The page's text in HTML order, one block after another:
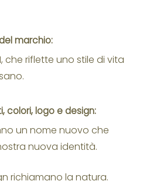
marchio:
che riflette uno stile di vita
colori, logo e design:
un nome nuovo che
nuova identità.
richiamano la natura.